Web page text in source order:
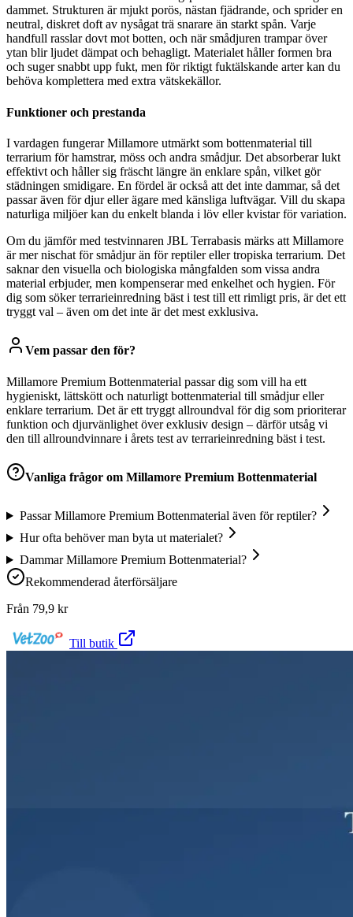
dammet. Strukturen är mjukt porös, nästan fjädrande, och sprider en
neutral, diskret doft av nysågat trä snarare än starkt spån. Varje
handfull rasslar dovt mot botten, och när smådjuren trampar över
ytan blir ljudet dämpat och behagligt. Materialet håller formen bra
och suger snabbt upp fukt, men för riktigt fuktälskande arter kan du
behöva komplettera med extra vätskekällor.
Funktioner och prestanda
I vardagen fungerar Millamore utmärkt som bottenmaterial till
terrarium för hamstrar, möss och andra smådjur. Det absorberar lukt
effektivt och håller sig fräscht längre än enklare spån, vilket gör
städningen smidigare. En fördel är också att det inte dammar, så det
passar även för djur eller ägare med känsliga luftvägar. Vill du skapa
naturliga miljöer kan du enkelt blanda i löv eller kvistar för variation.
Om du jämför med testvinnaren JBL Terrabasis märks att Millamore
är mer nischat för smådjur än för reptiler eller tropiska terrarium. Det
saknar den visuella och biologiska mångfalden som vissa andra
material erbjuder, men kompenserar med enkelhet och hygien. För
dig som söker terrarieinredning bäst i test till ett rimligt pris, är det ett
tryggt val – även om det inte är det mest exklusiva.
Vem passar den för?
Millamore Premium Bottenmaterial passar dig som vill ha ett
hygieniskt, lättskött och naturligt bottenmaterial till smådjur eller
enklare terrarium. Det är ett tryggt allroundval för dig som prioriterar
funktion och djurvänlighet över exklusiv design – därför utsåg vi
den till allroundvinnare i årets test av terrarieinredning bäst i test.
Vanliga frågor om Millamore Premium Bottenmaterial
Passar Millamore Premium Bottenmaterial även för reptiler?
Hur ofta behöver man byta ut materialet?
Dammar Millamore Premium Bottenmaterial?
Rekommenderad återförsäljare
Från 79,9 kr
Till butik